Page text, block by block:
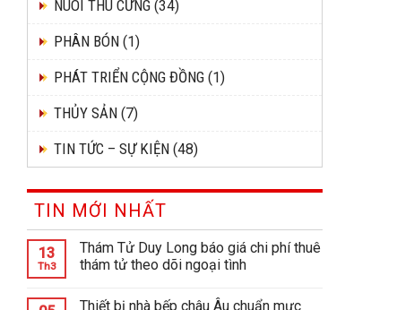
NUÔI THÚ CƯNG (34)
PHÂN BÓN (1)
PHÁT TRIỂN CỘNG ĐỒNG (1)
THỦY SẢN (7)
TIN TỨC – SỰ KIỆN (48)
TIN MỚI NHẤT
13
Th3
Thám Tử Duy Long báo giá chi phí thuê
thám tử theo dõi ngoại tình
Thiết bị nhà bếp châu Âu chuẩn mực